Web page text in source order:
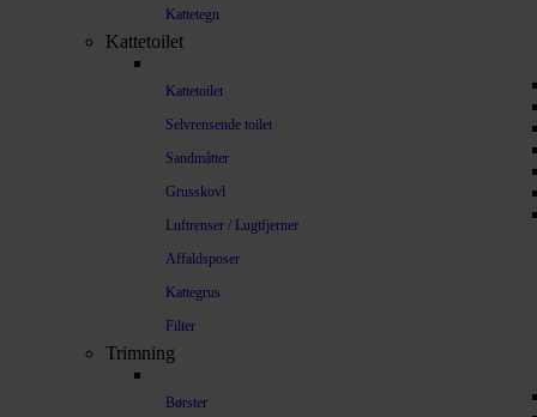
Kattetegn
Kattetoilet
Kattetoilet
Selvrensende toilet
Sandmåtter
Grusskovl
Luftrenser / Lugtfjerner
Affaldsposer
Kattegrus
Filter
Trimning
Børster